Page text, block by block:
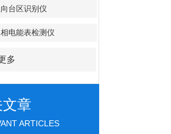
台区识别仪
电能表检测仪
多
章
ARTICLES